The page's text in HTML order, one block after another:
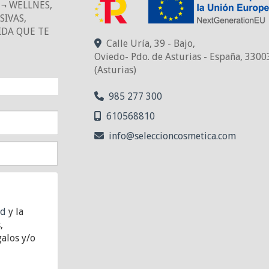
WELLNES,
QUE TE
y la
y/o
Calle Uría, 39 - Bajo,
Oviedo- Pdo. de Asturias - España,
(Asturias)
985 277 300
610568810
info
seleccioncosmetica.com